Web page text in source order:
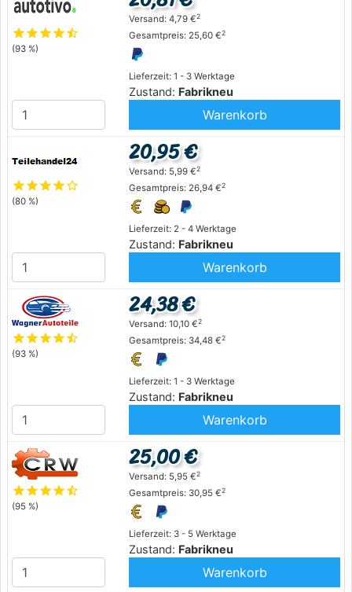
starstarstarstarstar_half
(93 %)
Lieferzeit: 1 - 3 Werktage
Zustand: Fabrikneu
Versand: 4,79 €2
Gesamtpreis: 25,60 €2
Warenkorb
starstarstarstarstar_outline
(80 %)
Lieferzeit: 2 - 4 Werktage
Zustand: Fabrikneu
20,95 €
Versand: 5,99 €2
Gesamtpreis: 26,94 €2
Warenkorb
starstarstarstarstar_half
(93 %)
Lieferzeit: 1 - 3 Werktage
Zustand: Fabrikneu
24,38 €
Versand: 10,10 €2
Gesamtpreis: 34,48 €2
Warenkorb
starstarstarstarstar_half
(95 %)
Lieferzeit: 3 - 5 Werktage
Zustand: Fabrikneu
25,00 €
Versand: 5,95 €2
Gesamtpreis: 30,95 €2
Warenkorb